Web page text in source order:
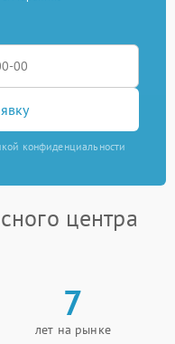
конфиденциальности
центра
7
лет на рынке